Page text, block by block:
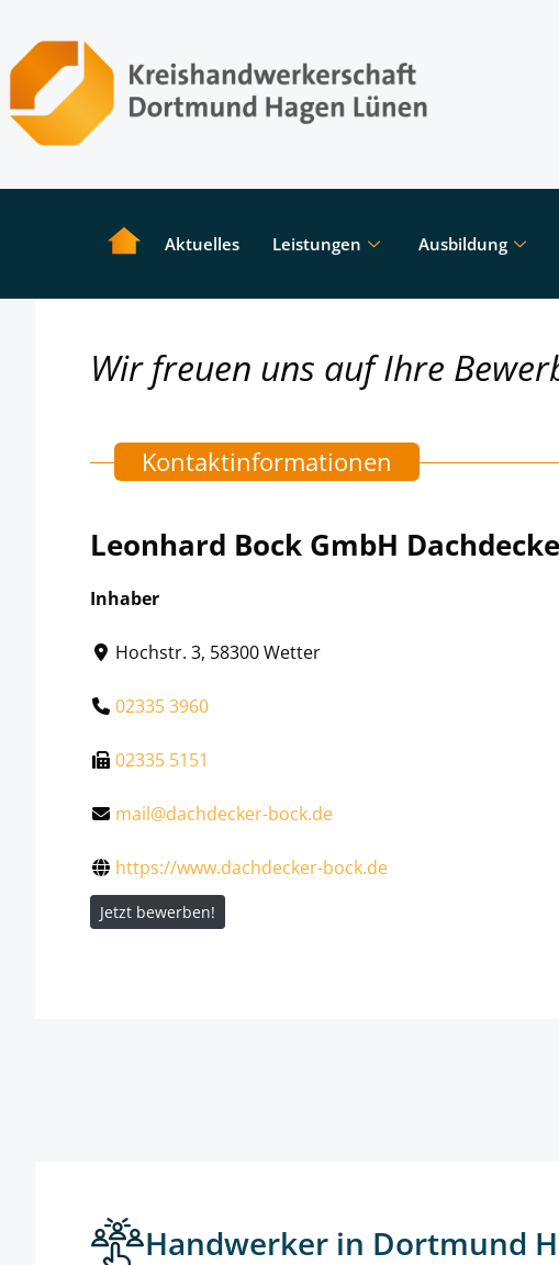
Aktuelles Leistungen Ausbildung
Wir freuen uns auf Ihre
Kontaktinformationen
Leonhard Bock GmbH
Inhaber
Hochstr. 3, 58300 Wetter
02335 3960
02335 5151
mail@dachdecker-bock.de
https://www.dachdecker-bock.de
Jetzt bewerben!
Handwerker in Dortmund